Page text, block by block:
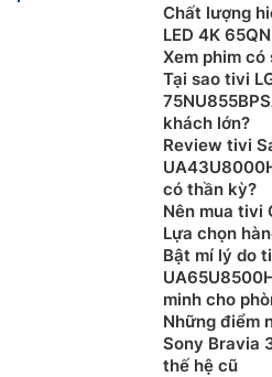
trực tuyến và tự động
chuẩn 4K một cách thông
AI Motion Enhancer:Công
chuyển động nhanh
sống động, đưa bạn lạc
từng khung hình đều
AI HDR Enhancer:Công
từng khung hình và tự
hiển thị hình ảnh chân
lỡ bất kỳ chi tiết ào, từ
đến các sự kiện trực tiếp
động với màu sắc rực rỡ
Với công nghệ
Chất lượng
LED 4K
Xem phim có
Tại sao tivi
khách lớn?
Review tivi
có thần kỳ?
Nên mua tivi
Lựa chọn
Bật mí lý do
minh cho
Những điểm
Sony Bravia
thế hệ cũ